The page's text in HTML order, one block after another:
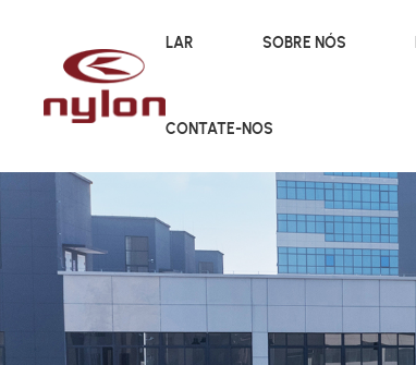
LAR SOBRE NÓS
CONTATE-NOS